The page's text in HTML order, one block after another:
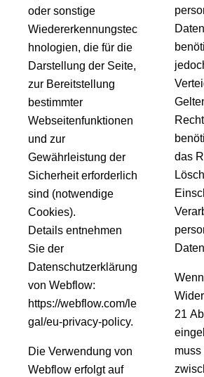
oder sonstige
Wiedererkennungstec
hnologien, die für die
Darstellung der Seite,
zur Bereitstellung
bestimmter
Webseitenfunktionen
und zur
Gewährleistung der
Sicherheit erforderlich
sind (notwendige
Cookies).
Details entnehmen
Sie der
Datenschutzerklärung
von Webflow:
https://webflow.com/le
gal/eu-privacy-policy.
Die Verwendung von
Webflow erfolgt auf
das
21